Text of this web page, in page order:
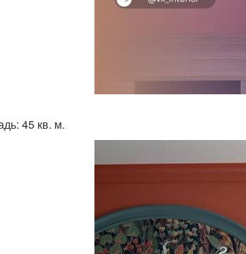
45 кв. м.